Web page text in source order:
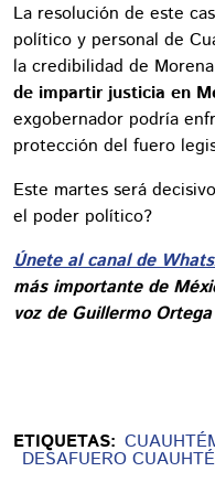
La resolución de este
político y personal de
la credibilidad de
de impartir justicia en
exgobernador podría
protección del fuero
Este martes será
el poder político?
Únete al canal de
más importante de
voz de Guillermo
ETIQUETAS:
DESAFUERO